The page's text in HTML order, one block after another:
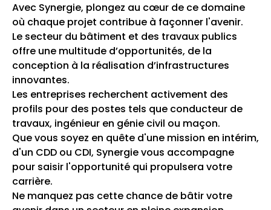
Avec Synergie, plongez au cœur de ce domaine
où chaque projet contribue à façonner l'avenir.
Le secteur du bâtiment et des travaux publics
offre une multitude d’opportunités, de la
conception à la réalisation d’infrastructures
innovantes.
Les entreprises recherchent activement des
profils pour des postes tels que conducteur de
travaux, ingénieur en génie civil ou maçon.
Que vous soyez en quête d'une mission en intérim,
d'un CDD ou CDI, Synergie vous accompagne
pour saisir l'opportunité qui propulsera votre
carrière.
Ne manquez pas cette chance de bâtir votre